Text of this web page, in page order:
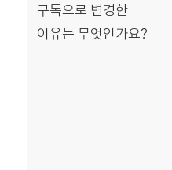
구독으로 변경한
이유는 무엇인가요?